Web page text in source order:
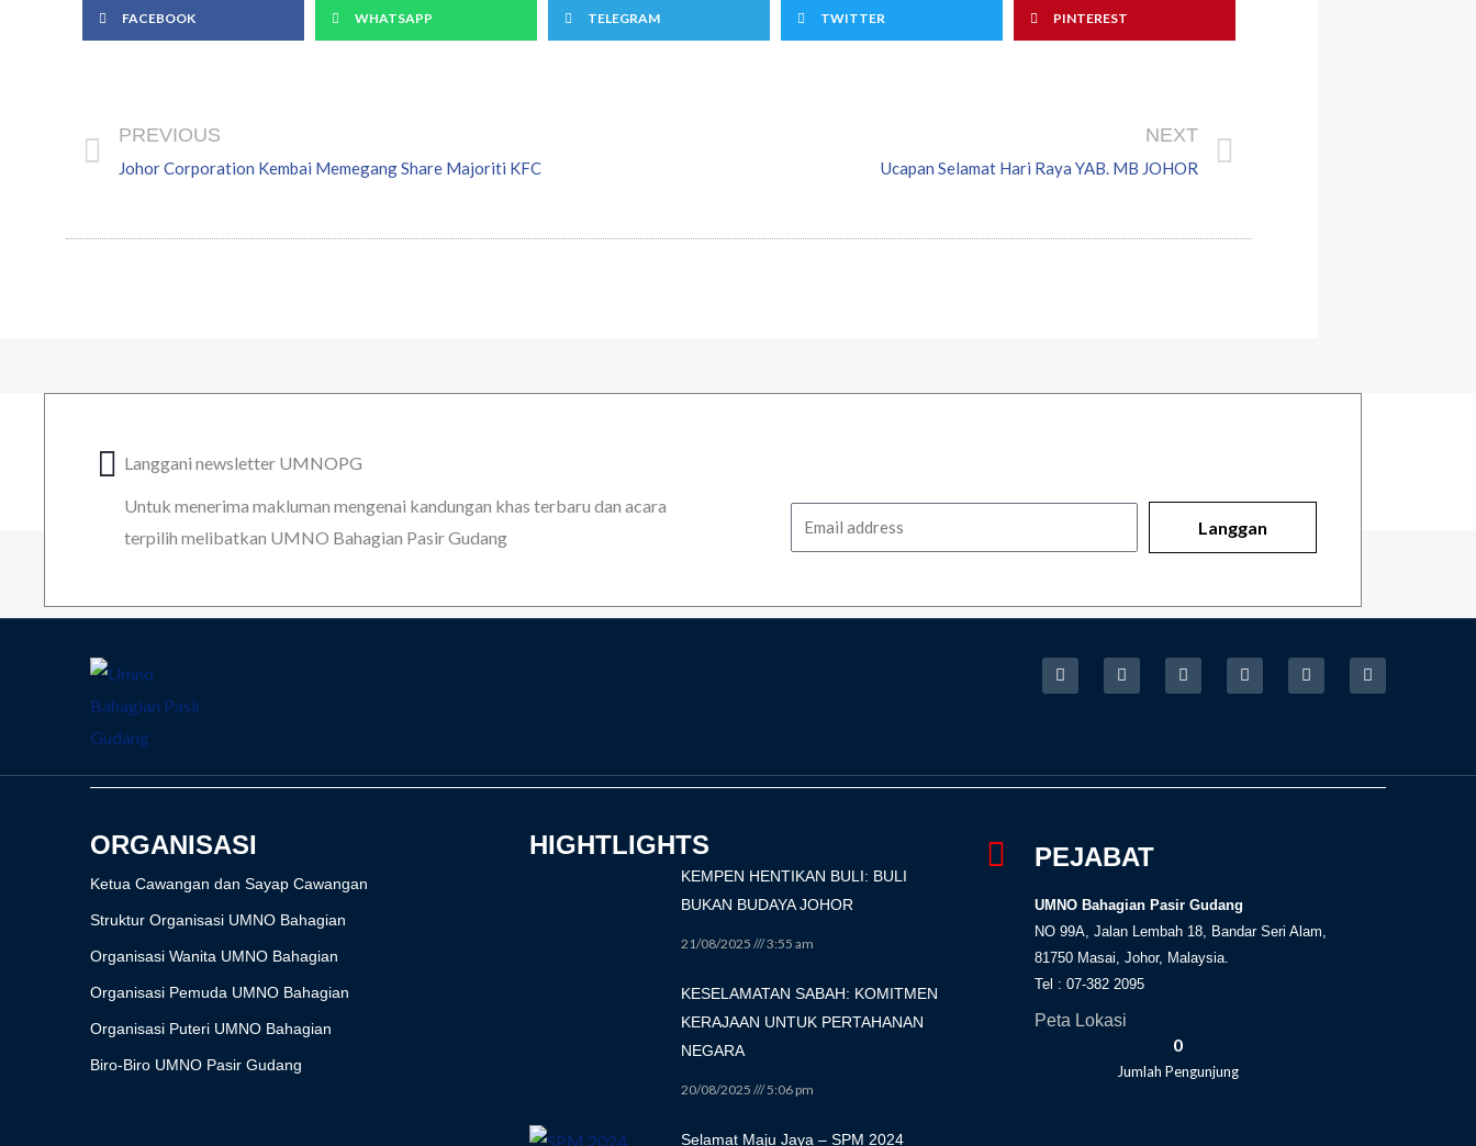
FACEBOOK WHATSAPP TELEGRAM TWITTER PINTEREST
PREVIOUS
Johor Corporation Kembai Memegang Share Majoriti KFC
NEXT
Ucapan Selamat Hari Raya YAB. MB JOHOR
Langgani newsletter UMNOPG
Untuk menerima makluman mengenai kandungan khas terbaru dan acara
terpilih melibatkan UMNO Bahagian Pasir Gudang
Email Langgan
F
a
c
k
I
n
s
a
T
w
i
Y
o
u
T
i
k
R
s
s
ORGANISASI
Ketua Cawangan dan Sayap Cawangan
Struktur Organisasi UMNO Bahagian
Organisasi Wanita UMNO Bahagian
Organisasi Pemuda UMNO Bahagian
Organisasi Puteri UMNO Bahagian
Biro-Biro UMNO Pasir Gudang
HIGHTLIGHTS
KEMPEN HENTIKAN BULI: BULI
BUKAN BUDAYA JOHOR
21/08/2025 3:55 am
KESELAMATAN SABAH: KOMITMEN
KERAJAAN UNTUK PERTAHANAN
NEGARA
20/08/2025 5:06 pm
Selamat Maju Jaya – SPM 2024
PEJABAT
UMNO Bahagian Pasir Gudang
NO 99A, Jalan Lembah 18, Bandar Seri Alam,
81750 Masai, Johor, Malaysia.
Tel : 07-382 2095
Peta Lokasi
Jumlah Pengunjung
0